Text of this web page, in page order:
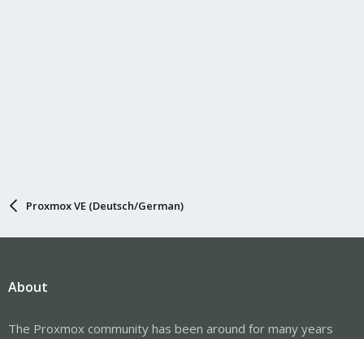
Proxmox VE (Deutsch/German)
About
The Proxmox community has been around for many years